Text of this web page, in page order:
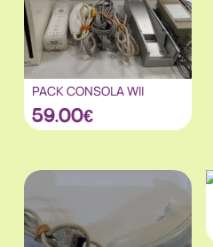
PACK CONSOLA WII
59.00€